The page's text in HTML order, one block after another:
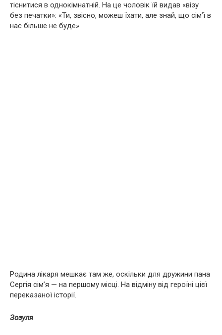
тіснитися в однокімнатній. На це чоловік їй видав «візу
без печатки»: «Ти, звісно, можеш їхати, але знай, що сім’ї в
нас більше не буде».
Родина лікаря мешкає там же, оскільки для дружини пана
Сергія сім’я — на першому місці. На відміну від героїні цієї
переказаної історії.
Зозуля